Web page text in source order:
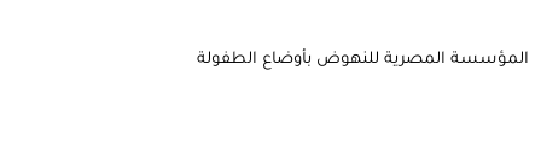
المؤسسة المصرية للنهوض بأوضاع الطفولة